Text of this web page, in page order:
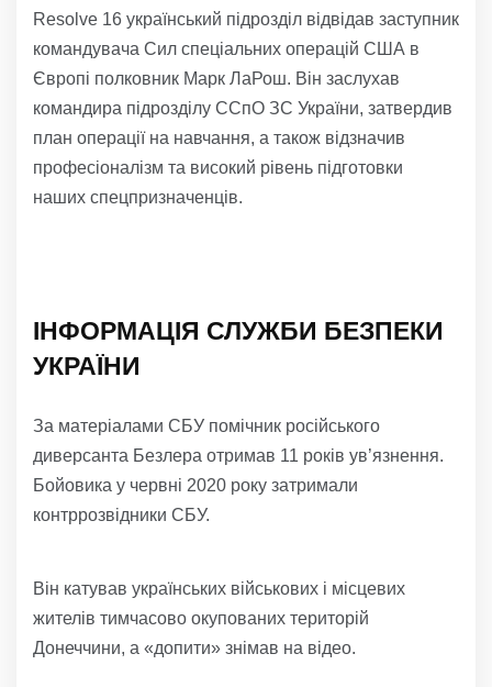
Resolve 16 український підрозділ відвідав заступник
командувача Сил спеціальних операцій США в
Європі полковник Марк ЛаРош. Він заслухав
командира підрозділу ССпО ЗС України, затвердив
план операції на навчання, а також відзначив
професіоналізм та високий рівень підготовки
наших спецпризначенців.
ІНФОРМАЦІЯ СЛУЖБИ БЕЗПЕКИ
УКРАЇНИ
За матеріалами СБУ помічник російського
диверсанта Безлера отримав 11 років ув’язнення.
Бойовика у червні 2020 року затримали
контррозвідники СБУ.
Він катував українських військових і місцевих
жителів тимчасово окупованих територій
Донеччини, а «допити» знімав на відео.